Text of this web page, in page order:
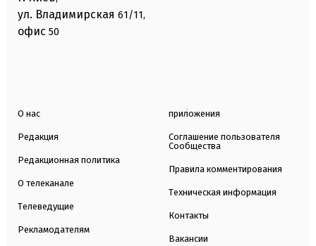
ул. Владимирская 61/11,
офис 50
О нас
Редакция
Редакционная политика
О телеканале
Телеведущие
Рекламодателям
приложения
Соглашение пользователя
Сообщества
Правила комментирования
Техническая информация
Контакты
Вакансии